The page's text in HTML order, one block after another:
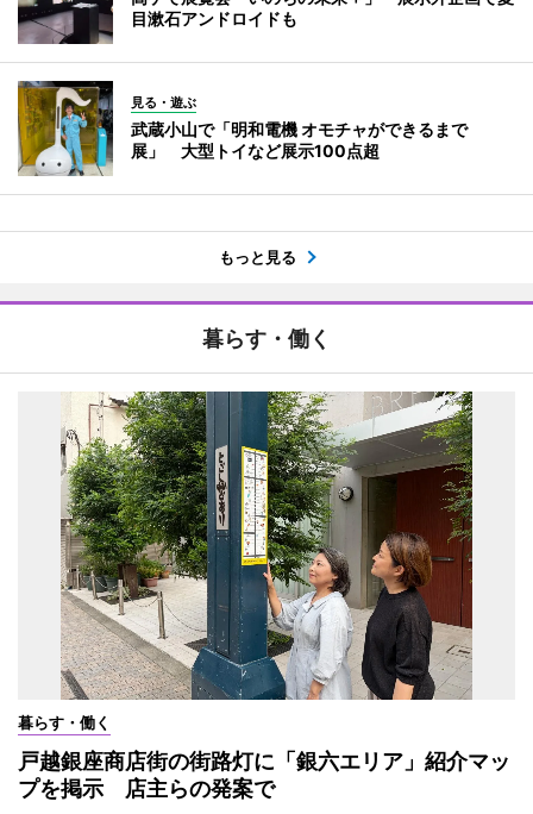
目漱石アンドロイドも
見る・遊ぶ
武蔵小山で「明和電機 オモチャができるまで
展」 大型トイなど展示100点超
もっと見る
暮らす・働く
暮らす・働く
戸越銀座商店街の街路灯に「銀六エリア」紹介マッ
プを掲示 店主らの発案で